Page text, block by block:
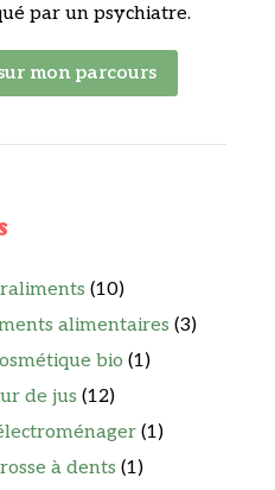
par un psychiatre.
mon parcours
(10)
alimentaires (3)
bio (1)
de jus (12)
(1)
à dents (1)